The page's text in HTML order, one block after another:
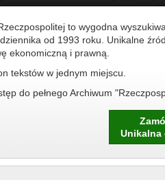
to wygodna
od 1993 roku. Unikalne
ekonomiczną i prawną.
tekstów w jednym miejscu.
do pełnego Archiwum
Unikalna